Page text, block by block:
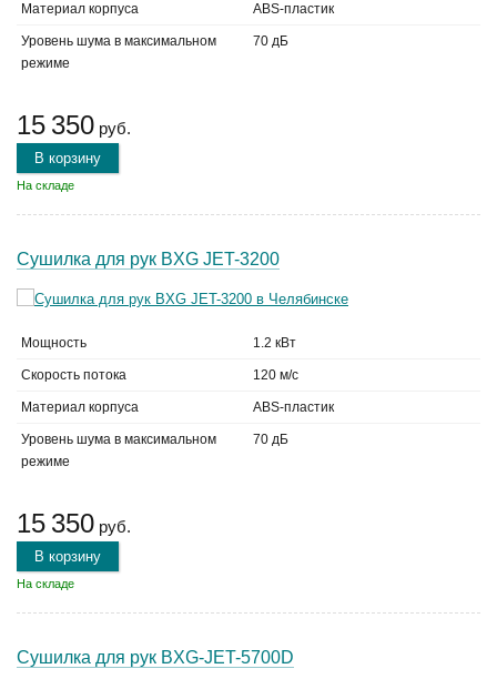
Материал корпуса ABS-пластик
Уровень шума в максимальном
режиме
70 дБ
15 350 руб.
В корзину
На складе
Сушилка для рук BXG JET-3200
Мощность 1.2 кВт
Скорость потока 120 м/с
Материал корпуса ABS-пластик
Уровень шума в максимальном
режиме
70 дБ
15 350 руб.
В корзину
На складе
Сушилка для рук BXG-JET-5700D